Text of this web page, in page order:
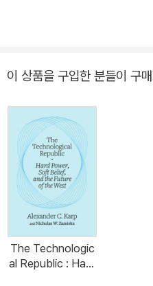
이 상품을 구입한 분들이 구
The Technologic
al Republic : Hard